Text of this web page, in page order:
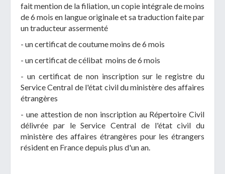
fait mention de la filiation, un copie intégrale de moins
de 6 mois en langue originale et sa traduction faite par
un traducteur assermenté
- un certificat de coutume moins de 6 mois
- un certificat de célibat moins de 6 mois
- un certificat de non inscription sur le registre du
Service Central de l'état civil du ministère des affaires
étrangères
- une attestion de non inscription au Répertoire Civil
délivrée par le Service Central de l'état civil du
ministère des affaires étrangères pour les étrangers
résident en France depuis plus d'un an.